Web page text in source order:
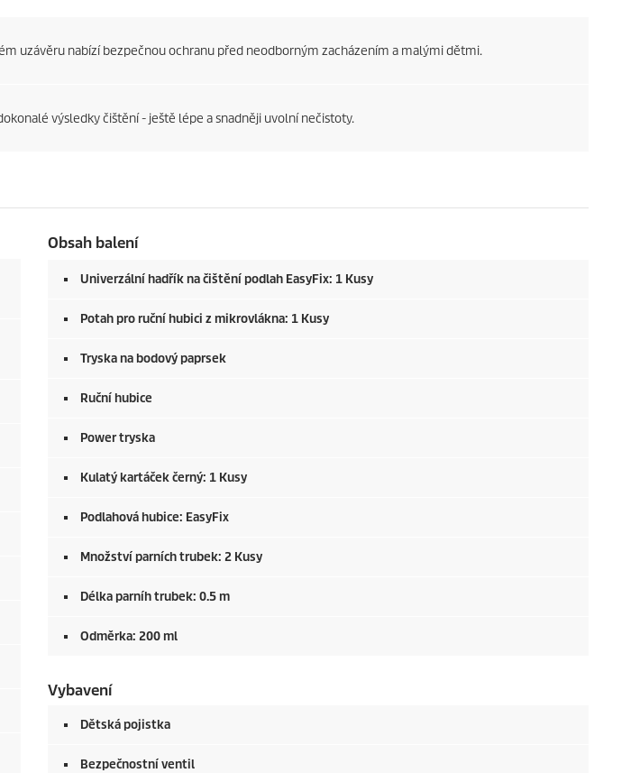
uzávěru nabízí bezpečnou ochranu před neodborným zacházením a malými dětmi.
výsledky čištění - ještě lépe a snadněji uvolní nečistoty.
Obsah balení
Univerzální hadřík na čištění podlah EasyFix: 1 Kusy
Potah pro ruční hubici z mikrovlákna: 1 Kusy
Tryska na bodový paprsek
Ruční hubice
Power tryska
Kulatý kartáček černý: 1 Kusy
Podlahová hubice: EasyFix
Množství parních trubek: 2 Kusy
Délka parníh trubek: 0.5 m
Odměrka: 200 ml
Vybavení
Dětská pojistka
Bezpečnostní ventil